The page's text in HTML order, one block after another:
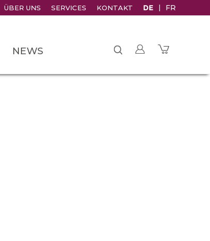
ÜBER UNS SERVICES KONTAKT DE FR
NEWS